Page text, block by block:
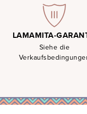
LAMAMITA-
Siehe die